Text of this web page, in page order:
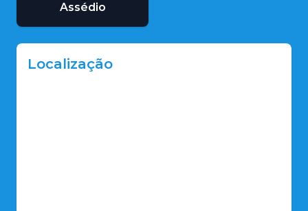
Assédio
Localização